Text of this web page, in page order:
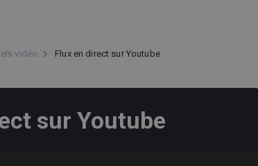
vidéo Flux en direct sur Youtube
sur Youtube